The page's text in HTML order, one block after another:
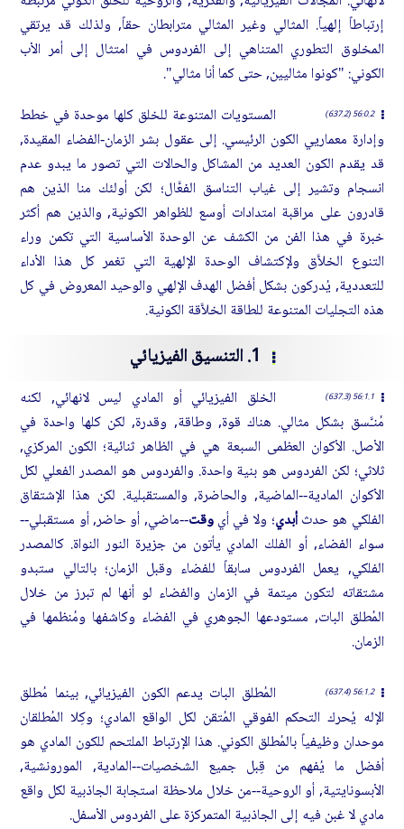
إرتباطاً إلهياً. المثالي وغير المثالي مترابطان حقاً, ولذلك قد يرتقي
المخلوق التطوري المتناهي إلى الفردوس في امتثال إلى أمر الأب
الكوني: "كونوا مثاليين, حتى كما أنا مثالي".
56:0.2 (637.2)
المستويات المتنوعة للخلق كلها موحدة في خطط
وإدارة معماريي الكون الرئيسي. إلى عقول بشر الزمان-الفضاء المقيدة,
قد يقدم الكون العديد من المشاكل والحالات التي تصور ما يبدو عدم
انسجام وتشير إلى غياب التناسق الفعَّال؛ لكن أولئك منا الذين هم
قادرون على مراقبة امتدادات أوسع للظواهر الكونية, والذين هم أكثر
خبرة في هذا الفن من الكشف عن الوحدة الأساسية التي تكمن وراء
التنوع الخلاَّق ولإكتشاف الوحدة الإلهية التي تغمر كل هذا الأداء
للتعددية, يُدركون بشكل أفضل الهدف الإلهي والوحيد المعروض في كل
هذه التجليات المتنوعة للطاقة الخلاَّقة الكونية.
1. التنسيق الفيزيائي
56:1.1 (637.3)
الخلق الفيزيائي أو المادي ليس لانهائي, لكنه
مُنـَّسق بشكل مثالي. هناك قوة, وطاقة, وقدرة, لكن كلها واحدة في
الأصل. الأكوان العظمى السبعة هي في الظاهر ثنائية؛ الكون المركزي,
ثلاثي؛ لكن الفردوس هو بنية واحدة. والفردوس هو المصدر الفعلي لكل
الأكوان المادية--الماضية, والحاضرة, والمستقبلية. لكن هذا الإشتقاق
الفلكي هو حدثأبدي؛ ولا في أيوقت--ماضي, أو حاضر, أو مستقبلي--
سواء الفضاء, أو الفلك المادي يأتون من جزيرة النور النواة. كالمصدر
الفلكي, يعمل الفردوس سابقاً للفضاء وقبل الزمان؛ بالتالي ستبدو
مشتقاته لتكون ميتمة في الزمان والفضاء لو أنها لم تبرز من خلال
المُطلق البات, مستودعها الجوهري في الفضاء وكاشفها ومُنظمها في
الزمان.
56:1.2 (637.4)
المُطلق البات يدعم الكون الفيزيائي, بينما مُطلق
الإله يُحرك التحكم الفوقي المُتقن لكل الواقع المادي؛ وكِلا المُطلقان
موحدان وظيفياً بالمُطلق الكوني. هذا الإرتباط الملتحم للكون المادي هو
أفضل ما يُفهم من قِبل جميع الشخصيات--المادية, المورونشية,
الأبسونايتية, أو الروحية--من خلال ملاحظة استجابة الجاذبية لكل واقع
مادي لا غبن فيه إلى الجاذبية المتمركزة على الفردوس الأسفل.